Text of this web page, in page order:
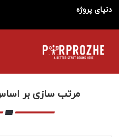
دنیای پروژه
مرتب سازی بر